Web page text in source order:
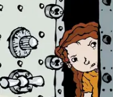
arvokkaita kultaharkkoja,
valvomassa lastin purkua.
aamulla holvista löytyy
henkilökunta on otettu
kutsuu apuun Lassen ja
pankin turvajärjestelmiä on
ansiosta rengas ovelan
nopeasti... Lasse-Maijan
jännittävä, ihan oikea